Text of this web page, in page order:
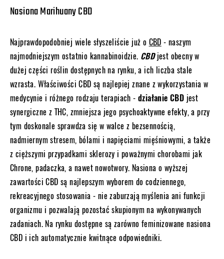
Nasiona Marihuany CBD
Najprawdopodobniej wiele słyszeliście już o CBD - naszym
najmodniejszym ostatnio kannabinoidzie. CBDjest obecny w
dużej części roślin dostępnych na rynku, a ich liczba stale
wzrasta. Właściwości CBD są najlepiej znane z wykorzystania w
medycynie i różnego rodzaju terapiach - działanie CBD jest
synergiczne z THC, zmniejsza jego psychoaktywne efekty, a przy
tym doskonale sprawdza się w walce z bezsennością,
nadmiernym stresem, bólami i napięciami mięśniowymi, a także
z cięższymi przypadkami sklerozy i poważnymi chorobami jak
Chrone, padaczka, a nawet nowotwory. Nasiona o wyższej
zawartości CBD są najlepszym wyborem do codziennego,
rekreacyjnego stosowania - nie zaburzają myślenia ani funkcji
organizmu i pozwalają pozostać skupionym na wykonywanych
zadaniach. Na rynku dostępne są zarówno feminizowane nasiona
CBD i ich automatycznie kwitnące odpowiedniki.